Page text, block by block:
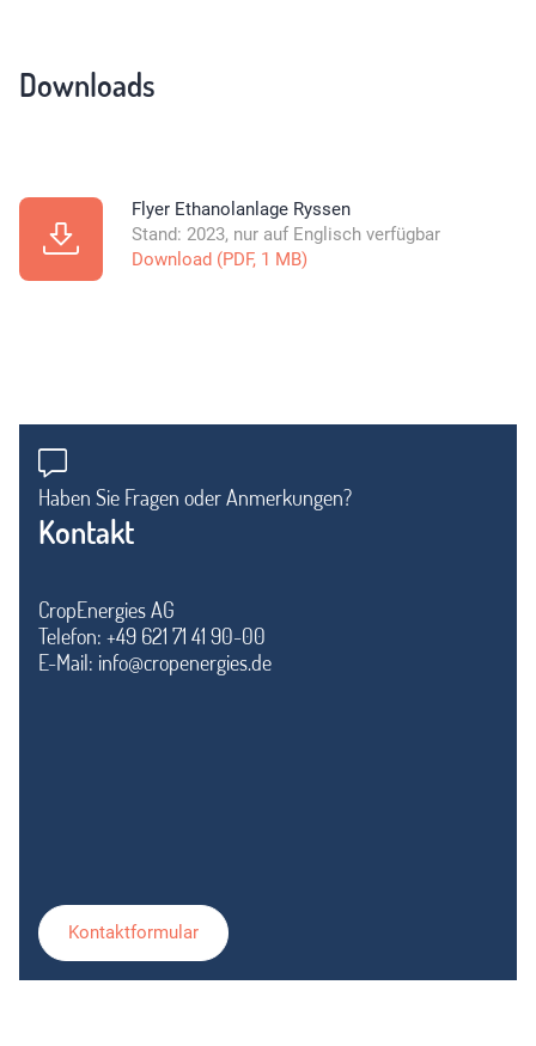
Downloads
Flyer Ethanolanlage Ryssen
Stand: 2023, nur auf Englisch verfügbar
Download (PDF, 1 MB)
Haben Sie Fragen oder Anmerkungen?
Kontakt
CropEnergies AG
Telefon: +49 621 71 41 90-00
E-Mail: info@cropenergies.de
Kontaktformular